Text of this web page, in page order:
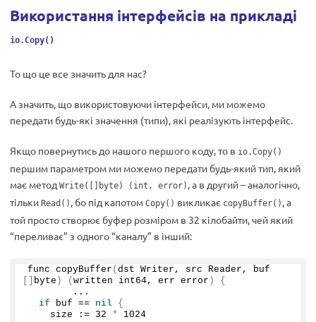
Використання інтерфейсів на прикладі
io.Copy()
То що це все значить для нас?
А значить, що використовуючи інтерфейси, ми можемо
передати будь-які значення (типи), які реалізують інтерфейс.
Якщо повернутись до нашого першого коду, то в io.Copy()
першим параметром ми можемо передати будь-який тип, який
має метод Write([]byte) (int, error) , а в другий – аналогічно,
тільки Read() , бо під капотом Copy() викликає copyBuffer() , а
той просто створює буфер розміром в 32 кілобайти, чей який
“переливає” з одного “каналу” в інший:
func copyBuffer (
byte ) ( written int64, err error )
{
        ...
if buf == nil {
    size :=
32 *
1024